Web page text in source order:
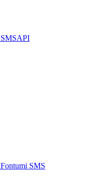
SMSAPI
Fontumi SMS